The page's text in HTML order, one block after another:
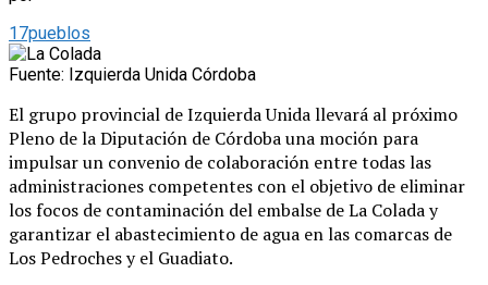
17pueblos
Fuente: Izquierda Unida Córdoba
El grupo provincial de Izquierda Unida llevará al próximo
Pleno de la Diputación de Córdoba una moción para
impulsar un convenio de colaboración entre todas las
administraciones competentes con el objetivo de eliminar
los focos de contaminación del embalse de La Colada y
garantizar el abastecimiento de agua en las comarcas de
Los Pedroches y el Guadiato.